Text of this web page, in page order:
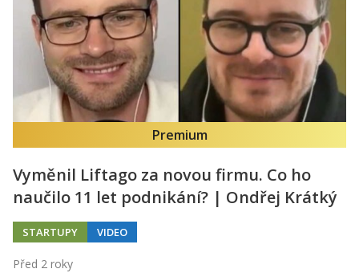
Premium
Vyměnil Liftago za novou firmu. Co ho
naučilo 11 let podnikání? | Ondřej Krátký
STARTUPY VIDEO
Před 2 roky